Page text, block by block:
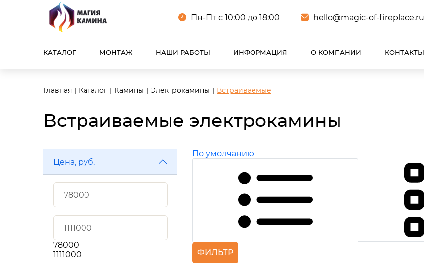
Пн-Пт с 10:00 до 18:00 hello@magic-of-fireplace.ru
КАТАЛОГ МОНТАЖ НАШИ РАБОТЫ ИНФОРМАЦИЯ О КОМПАНИИ КОНТАКТЫ
Главная Каталог Камины Электрокамины Встраиваемые
Встраиваемые электрокамины
Цена, руб.
78000
1111000
По умолчанию
ФИЛЬТР